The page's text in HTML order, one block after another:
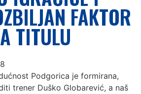
FAKTOR
TITULU
Podgorica je formirana,
trener Duško Globarević, a naš